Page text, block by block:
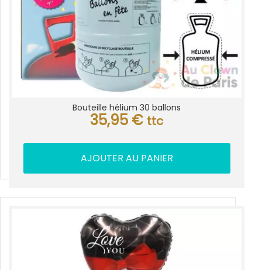
Bouteille hélium 30 ballons
35,95 € ttc
AJOUTER AU PANIER